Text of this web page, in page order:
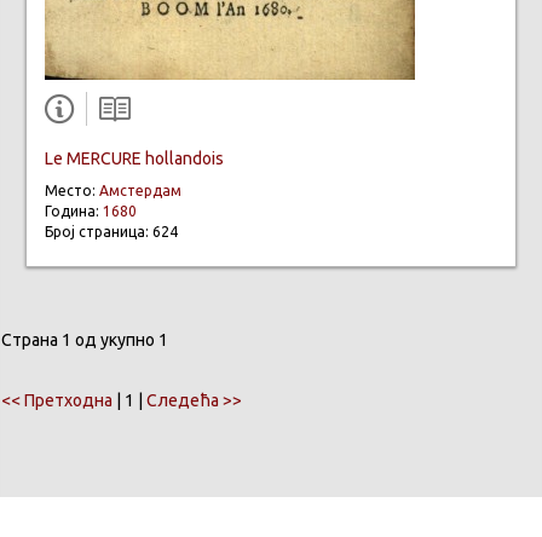
Le MERCURE hollandois
Место: Амстердам
Година: 1680
Број страница: 624
Страна 1 од укупно 1
<< Претходна | 1 | Следећа >>